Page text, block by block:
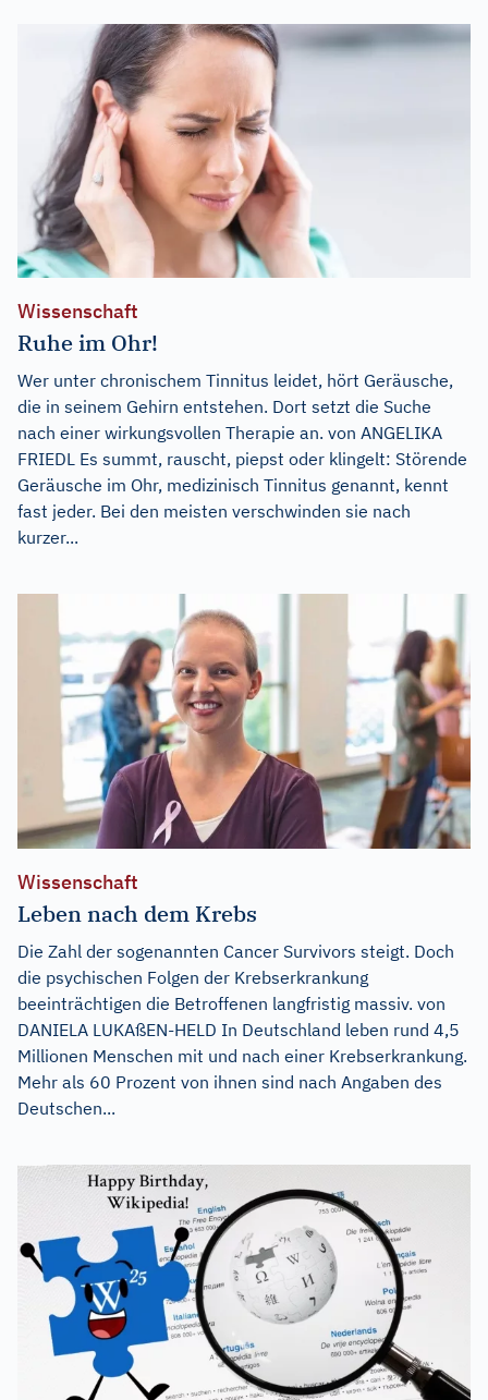
Wissenschaft
Ruhe im Ohr!
Wer unter chronischem Tinnitus leidet, hört Geräusche,
die in seinem Gehirn entstehen. Dort setzt die Suche
nach einer wirkungsvollen Therapie an. von ANGELIKA
FRIEDL Es summt, rauscht, piepst oder klingelt: Störende
Geräusche im Ohr, medizinisch Tinnitus genannt, kennt
fast jeder. Bei den meisten verschwinden sie nach
kurzer...
Wissenschaft
Leben nach dem Krebs
Die Zahl der sogenannten Cancer Survivors steigt. Doch
die psychischen Folgen der Krebserkrankung
beeinträchtigen die Betroffenen langfristig massiv. von
DANIELA LUKAßEN-HELD In Deutschland leben rund 4,5
Millionen Menschen mit und nach einer Krebserkrankung.
Mehr als 60 Prozent von ihnen sind nach Angaben des
Deutschen...